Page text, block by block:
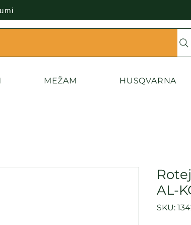
MEŽAM HUSQVARNA
AL-
SKU: